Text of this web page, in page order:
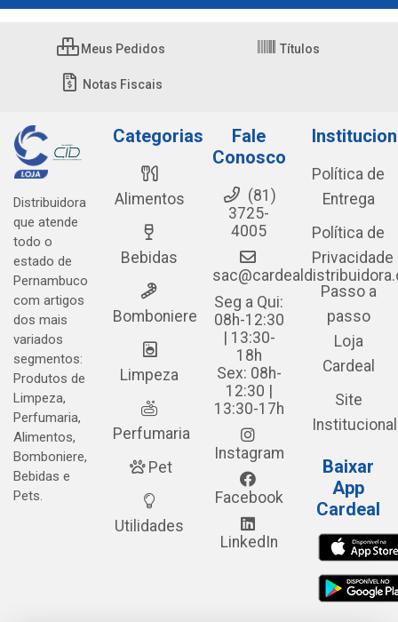
Meus Pedidos Títulos
Notas Fiscais
Distribuidora
que atende
todo o
estado de
Pernambuco
com artigos
dos mais
variados
segmentos:
Produtos de
Limpeza,
Perfumaria,
Alimentos,
Bomboniere,
Bebidas e
Pets.
Categorias
Alimentos
Bebidas
Bomboniere
Limpeza
Perfumaria
Pet
Utilidades
Fale
Conosco
(81)
3725-
4005
Seg a Qui:
08h-12:30
| 13:30-
18h
Sex: 08h-
12:30 |
13:30-17h
Instagram
Facebook
LinkedIn
Política de
Entrega
Política de
Privacidade
Passo a
passo
Loja
Cardeal
Site
Institucional
Baixar
App
Cardeal